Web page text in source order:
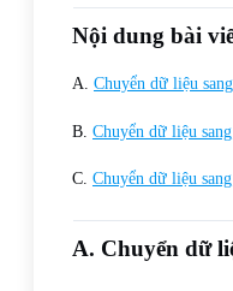
Nội dung bài
A. Chuyển dữ liệu
B. Chuyển dữ liệu
C. Chuyển dữ liệu
A. Chuyển dữ